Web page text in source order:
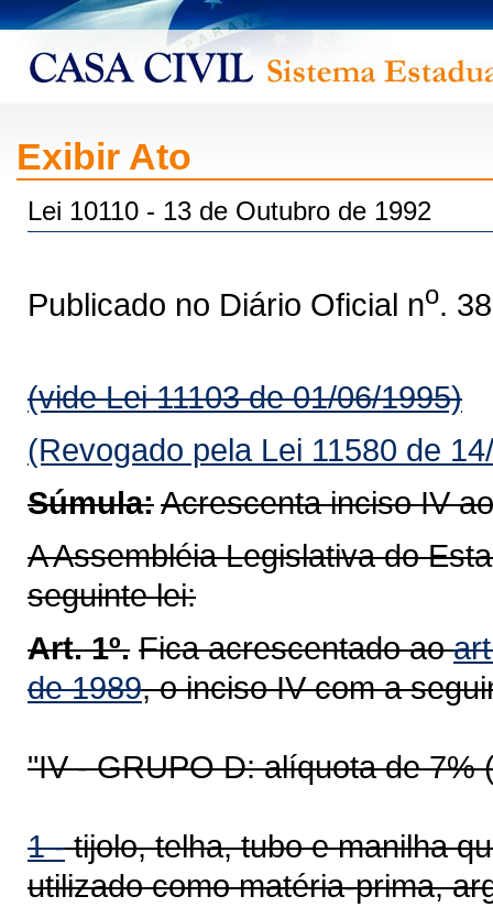
Exibir Ato
Lei 10110 - 13 de Outubro de 1992
Publicado no Diário Oficial no.
(vide Lei 11103 de 01/06/1995)
(Revogado pela Lei 11580 de
Súmula:Acrescenta inciso IV
A Assembléia Legislativa do
seguinte lei:
Art. 1º. Fica acrescentado ao
de 1989, o inciso IV com a
"IV - GRUPO D: alíquota de 7%
1 -tijolo, telha, tubo e manilha
utilizado como matéria-prima,